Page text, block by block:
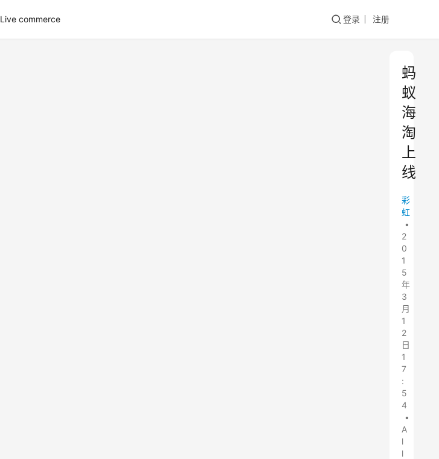
Live commerce 登录 注册
蚂
蚁
海
淘
上
线
彩
虹
•
2
0
1
5
年
3
月
1
2
日
1
7
:
5
4
•
A
l
l